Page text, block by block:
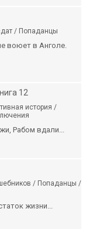
/ Попаданцы
воюет в Анголе.
12
история /
Рабом вдали...
/ Попаданцы /
жизни...